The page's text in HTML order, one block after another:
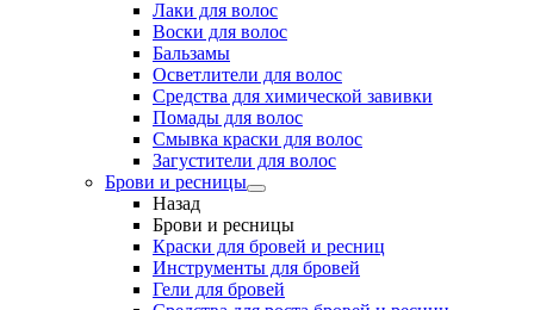
Лаки для волос
Воски для волос
Бальзамы
Осветлители для волос
Средства для химической завивки
Помады для волос
Смывка краски для волос
Загустители для волос
Брови и ресницы
Назад
Брови и ресницы
Краски для бровей и ресниц
Инструменты для бровей
Гели для бровей